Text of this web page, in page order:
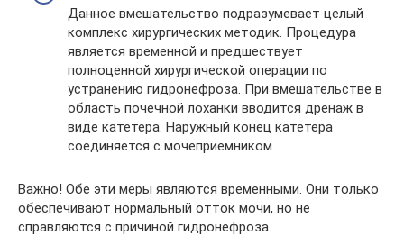
Данное вмешательство подразумевает целый
комплекс хирургических методик. Процедура
является временной и предшествует
полноценной хирургической операции по
устранению гидронефроза. При вмешательстве в
область почечной лоханки вводится дренаж в
виде катетера. Наружный конец катетера
соединяется с мочеприемником
Важно! Обе эти меры являются временными. Они только
обеспечивают нормальный отток мочи, но не
справляются с причиной гидронефроза.